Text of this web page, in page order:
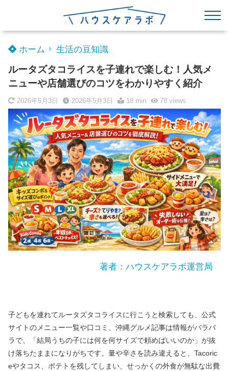
ホーム 生活の豆知識
ルータズタコライスを子連れで楽しむ！人気メ
ニューや店舗選びのコツをわかりやすく紹介
2026年5月3日 2026年5月3日 18 min 78views
著者：ハウスケアラボ運営局
子どもを連れてルータズタコライスに行こうと検索しても、公式
サイトのメニュー一覧や口コミ、沖縄グルメ記事は情報がバラバ
ラで、「結局うちの子には何を何サイズで頼めばいいのか」が抜
け落ちたままになりがちです。量や辛さを読み違えると、Tacoric
eやタコス、ポテトを残してしまい、せっかくの外食が無駄な出費